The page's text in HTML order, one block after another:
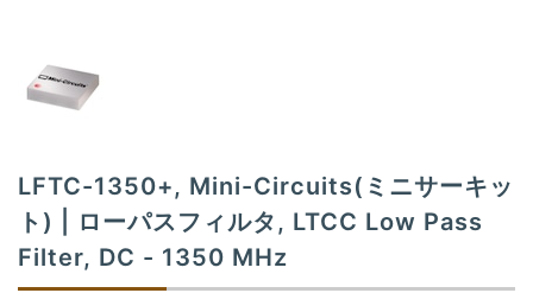
LFTC-1350+, Mini-Circuits(ミニサーキッ
ト) | ローパスフィルタ, LTCC Low Pass
Filter, DC - 1350 MHz